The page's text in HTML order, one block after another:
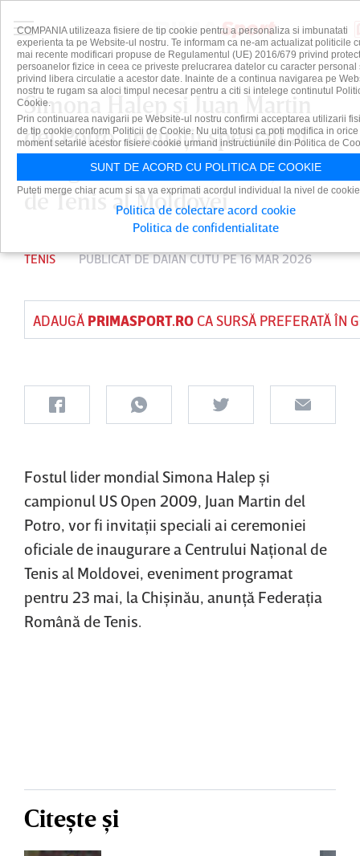
Simona Halep şi Juan Martin
del Potro, invitaţii speciali ai
inaugurării Centrului Naţional
de Tenis al Moldovei
TENIS PUBLICAT DEDAIAN CUTUPE 16 MAR 2026
ADAUGĂ PRIMASPORT.ROCA SURSĂ PREFERATĂ ÎN
Fostul lider mondial Simona Halep şi
campionul US Open 2009, Juan Martin del
Potro, vor fi invitaţii speciali ai ceremoniei
oficiale de inaugurare a Centrului Naţional de
Tenis al Moldovei, eveniment programat
pentru 23 mai, la Chişinău, anunţă Federaţia
Română de Tenis.
Citește și
COMPANIA utilizeaza fisiere de tip cookie pentru a personaliza si imbunatati
experienta ta pe Website-ul nostru. Te informam ca ne-am actualizat politicile
mai recente modificari propuse de Regulamentul (UE) 2016/679 privind
persoanelor fizice in ceea ce priveste prelucrarea datelor cu caracter personal
privind libera circulatie a acestor date. Inainte de a continua navigarea pe
nostru te rugam sa aloci timpul necesar pentru a citi si intelege continutul
Cookie.
Prin continuarea navigarii pe Website-ul nostru confirmi acceptarea utilizarii
de tip cookie conform Politicii de Cookie. Nu uita totusi ca poti modifica in orice
moment setarile acestor fisiere cookie urmand instructiunile din Politica de
SUNT DE ACORD CU POLITICA DE COOKIE
Puteti merge chiar acum si sa va exprimati acordul individual la nivel de
Politica de colectare acord cookie
Politica de confidentialitate